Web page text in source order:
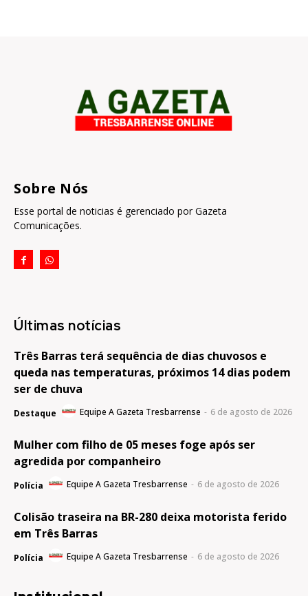
Sobre Nós
Esse portal de noticias é gerenciado por Gazeta
Comunicações.
Últimas notícias
Três Barras terá sequência de dias chuvosos e
queda nas temperaturas, próximos 14 dias podem
ser de chuva
Destaque Equipe A Gazeta Tresbarrense - 6 de agosto de 2026
Mulher com filho de 05 meses foge após ser
agredida por companheiro
Polícia Equipe A Gazeta Tresbarrense - 6 de agosto de 2026
Colisão traseira na BR-280 deixa motorista ferido
em Três Barras
Polícia Equipe A Gazeta Tresbarrense - 6 de agosto de 2026